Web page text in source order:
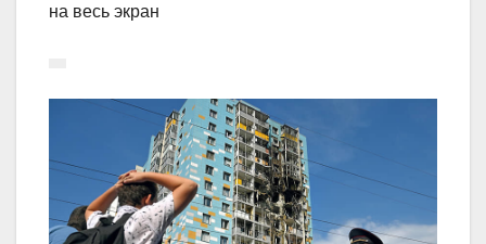
на весь экран